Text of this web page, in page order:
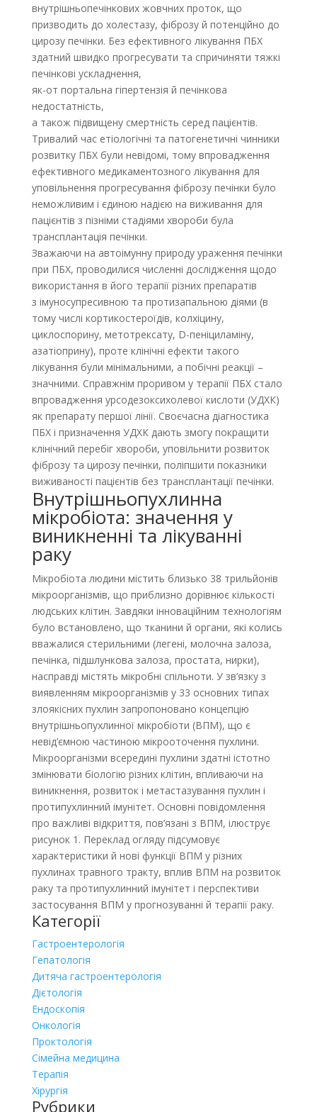
внутрішньопечінкових жовчних проток, що
призводить до холестазу, фіброзу й потенційно до
цирозу печінки. Без ефективного лікування ПБХ
здатний швидко прогресувати та спричиняти тяжкі
печінкові ускладнення,
як-от портальна гіпертензія й печінкова
недостатність,
а також підвищену смертність серед пацієнтів.
Тривалий час етіологічні та патогенетичні чинники
розвитку ПБХ були невідомі, тому впровадження
ефективного медикаментозного лікування для
уповільнення прогресування фіброзу печінки було
неможливим і єдиною надією на виживання для
пацієнтів з пізніми стадіями хвороби була
трансплантація печінки.
Зважаючи на автоімунну природу ураження печінки
при ПБХ, проводилися численні дослідження щодо
використання в його терапії різних препаратів
з імуносупресивною та протизапальною діями (в
тому числі кортикостероїдів, колхіцину,
циклоспорину, метотрексату, D-пеніциламіну,
азатіоприну), проте клінічні ефекти такого
лікування були мінімальними, а побічні реакції –
значними. Справжнім проривом у терапії ПБХ стало
впровадження урсодезоксихолевої кислоти (УДХК)
як препарату першої лінії. Своєчасна діагностика
ПБХ і призначення УДХК дають змогу покращити
клінічний перебіг хвороби, уповільнити розвиток
фіброзу та цирозу печінки, поліпшити показники
виживаності пацієнтів без трансплантації печінки.
Внутрішньопухлинна
мікробіота: значення у
виникненні та лікуванні
раку
Мікробіота людини містить близько 38 трильйонів
мікроорганізмів, що приблизно дорівнює кількості
людських клітин. Завдяки інноваційним технологіям
було встановлено, що тканини й органи, які колись
вважалися стерильними (легені, молочна залоза,
печінка, підшлункова залоза, простата, нирки),
насправді містять мікробні спільноти. У зв’язку з
виявленням мікроорганізмів у 33 основних типах
злоякісних пухлин запропоновано концепцію
внутрішньопухлинної мікробіоти (ВПМ), що є
невід’ємною частиною мікрооточення пухлини.
Мікроорганізми всередині пухлини здатні істотно
змінювати біологію різних клітин, впливаючи на
виникнення, розвиток і метастазування пухлин і
протипухлинний імунітет. Основні повідомлення
про важливі відкриття, пов’язані з ВПМ, ілюструє
рисунок 1. Переклад огляду підсумовує
характеристики й нові функції ВПМ у різних
пухлинах травного тракту, вплив ВПМ на розвиток
раку та протипухлинний імунітет і перспективи
застосування ВПМ у прогнозуванні й терапії раку.
Категорії
Гастроентерологія
Гепатологія
Дитяча гастроентерологія
Дієтологія
Ендоскопія
Онкологія
Проктологія
Сімейна медицина
Терапія
Хірургія
Рубрики